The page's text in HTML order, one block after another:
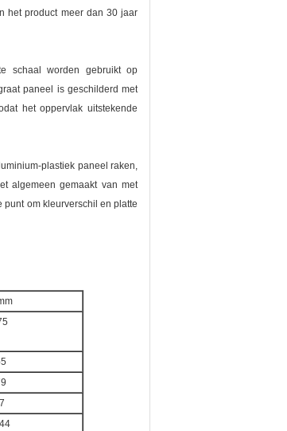
het product meer dan 30 jaar
schaal worden gebruikt op
paneel is geschilderd met
het oppervlak uitstekende
plastiek paneel raken,
algemeen gemaakt van met
om kleurverschil en platte